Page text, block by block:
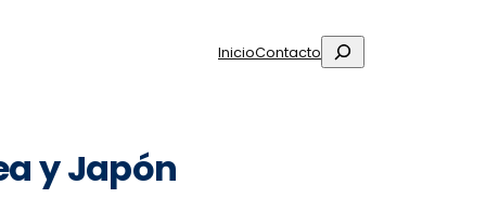
InicioContactoBuscar
y Japón